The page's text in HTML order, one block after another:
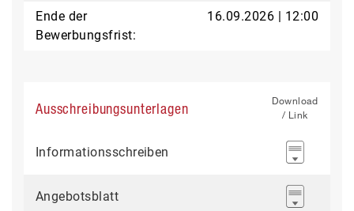
Ende der
Bewerbungsfrist:
16.09.2026 | 12:00
Ausschreibungsunterlagen
Download
/ Link
Informationsschreiben
Angebotsblatt